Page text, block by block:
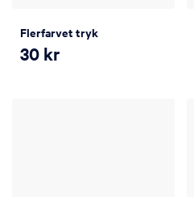
Flerfarvet tryk
30 kr